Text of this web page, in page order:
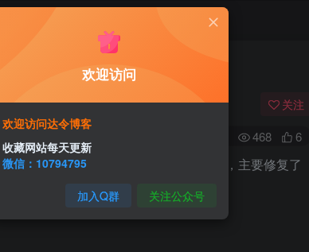
关注
468 6
新，推出最新的 kok3shi9 v 5.0.1 版本，主要修复了
欢迎访问
欢迎访问达令博客
收藏网站每天更新
微信：10794795
加入Q群 关注公众号